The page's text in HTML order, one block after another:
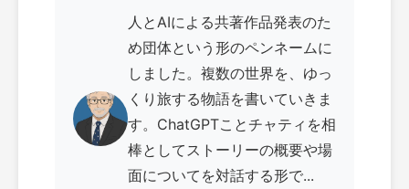
人とAIによる共著作品発表のた
め団体という形のペンネームに
しました。複数の世界を、ゆっ
くり旅する物語を書いていきま
す。ChatGPTことチャティを相
棒としてストーリーの概要や場
面についてを対話する形で...